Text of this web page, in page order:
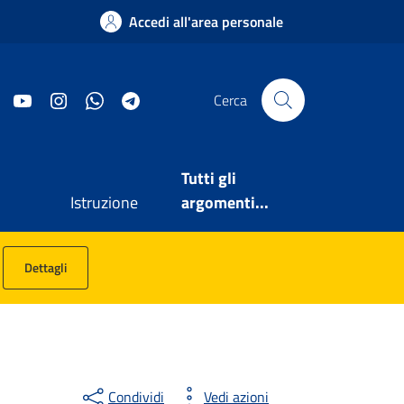
Accedi all'area personale
YouTube InstagramWhatsApp Cerca
Istruzione
Tutti gli
argomenti...
Dettagli
Condividi Vedi azioni